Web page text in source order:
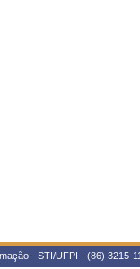
- STI/UFPI - (86) 3215-